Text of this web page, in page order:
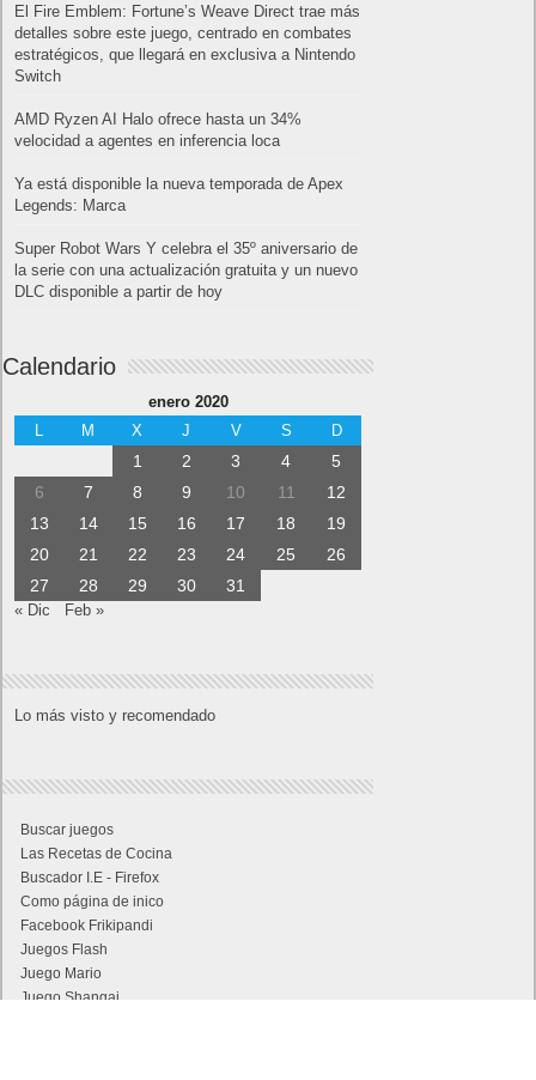
El Fire Emblem: Fortune’s Weave Direct trae más
detalles sobre este juego, centrado en combates
estratégicos, que llegará en exclusiva a Nintendo
Switch
AMD Ryzen AI Halo ofrece hasta un 34%
velocidad a agentes en inferencia loca
Ya está disponible la nueva temporada de Apex
Legends: Marca
Super Robot Wars Y celebra el 35º aniversario de
la serie con una actualización gratuita y un nuevo
DLC disponible a partir de hoy
Calendario
enero 2020
L
M X J V S D
1 2 3 4
5
6
7 8 9 10 11
12
13
14 15 16 17 18
19
20
21 22 23 24 25
26
27
28 29 30 31
« Dic Feb »
Lo más visto y recomendado
Buscar juegos
Las Recetas de Cocina
Buscador I.E - Firefox
Como página de inico
Facebook Frikipandi
Juegos Flash
Juego Mario
Juego Shangai